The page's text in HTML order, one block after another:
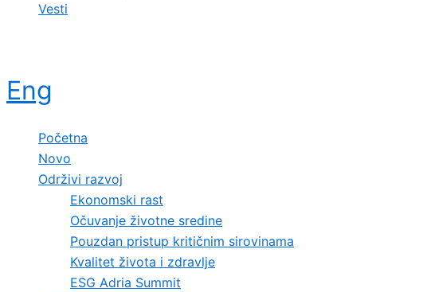
Vesti
Eng
Početna
Novo
Održivi razvoj
Ekonomski rast
Očuvanje životne sredine
Pouzdan pristup kritičnim sirovinama
Kvalitet života i zdravlje
ESG Adria Summit